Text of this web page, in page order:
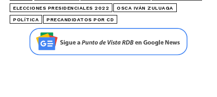
ELECCIONES PRESIDENCIALES 2022 OSCA IVÁN ZULUAGA
POLÍTICA PRECANDIDATOS POR CD